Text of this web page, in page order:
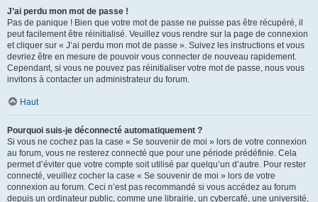
J’ai perdu mon mot de passe !
Pas de panique ! Bien que votre mot de passe ne puisse pas être récupéré, il
peut facilement être réinitialisé. Veuillez vous rendre sur la page de connexion
et cliquer sur « J’ai perdu mon mot de passe ». Suivez les instructions et vous
devriez être en mesure de pouvoir vous connecter de nouveau rapidement.
Cependant, si vous ne pouvez pas réinitialiser votre mot de passe, nous vous
invitons à contacter un administrateur du forum.
Haut
Pourquoi suis-je déconnecté automatiquement ?
Si vous ne cochez pas la case « Se souvenir de moi » lors de votre connexion
au forum, vous ne resterez connecté que pour une période prédéfinie. Cela
permet d’éviter que votre compte soit utilisé par quelqu’un d’autre. Pour rester
connecté, veuillez cocher la case « Se souvenir de moi » lors de votre
connexion au forum. Ceci n’est pas recommandé si vous accédez au forum
depuis un ordinateur public, comme une librairie, un cybercafé, une université,